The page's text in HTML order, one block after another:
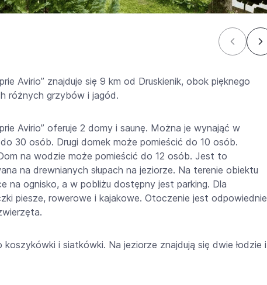
Avirio” znajduje się 9 km od Druskienik, obok pięknego
różnych grzybów i jagód.
Avirio” oferuje 2 domy i saunę. Można je wynająć w
30 osób. Drugi domek może pomieścić do 10 osób.
na wodzie może pomieścić do 12 osób. Jest to
na drewnianych słupach na jeziorze. Na terenie obiektu
na ognisko, a w pobliżu dostępny jest parking. Dla
piesze, rowerowe i kajakowe. Otoczenie jest odpowiednie
i siatkówki. Na jeziorze znajdują się dwie łodzie i